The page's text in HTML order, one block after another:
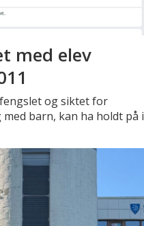
med elev
og siktet for
barn, kan ha holdt på i